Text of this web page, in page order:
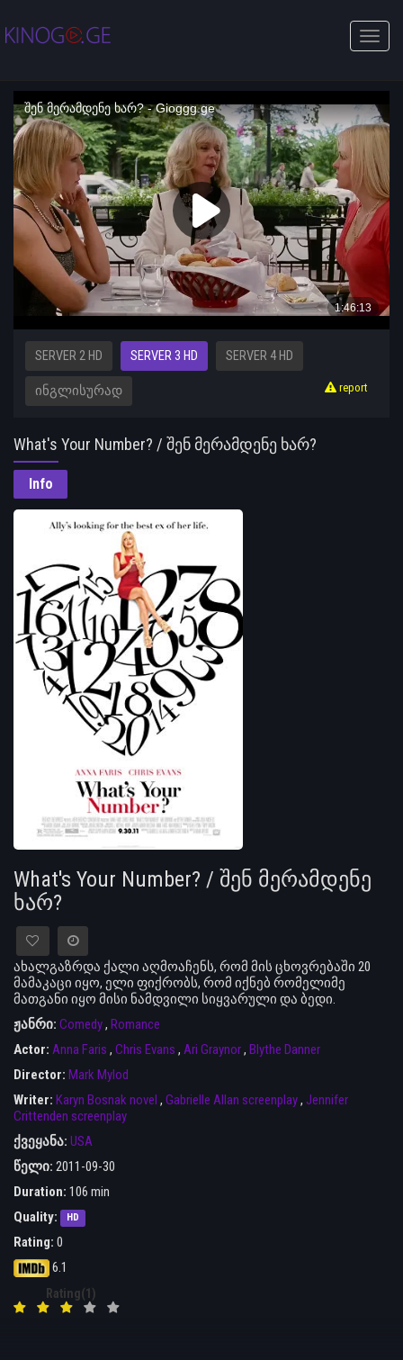
Toggle
SERVER 2 HD SERVER 3 HD SERVER 4 HD
ᲘᲜᲒᲚᲘᲡᲣᲠᲐᲓ report
What's Your Number? / შენ მერამდენე ხარ?
Info
What's Your Number? / შენ მერამდენე
ხარ?
ახალგაზრდა ქალი აღმოაჩენს, რომ მის ცხოვრებაში 20
მამაკაცი იყო, ელი ფიქრობს, რომ იქნებ რომელიმე
მათგანი იყო მისი ნამდვილი სიყვარული და ბედი.
ჟანრი: Comedy, Romance
Actor: Anna Faris , Chris Evans , Ari Graynor, Blythe Danner
Director: Mark Mylod
Writer: Karyn Bosnak novel , Gabrielle Allan screenplay, Jennifer
Crittenden screenplay
ქვეყანა: USA
წელი: 2011-09-30
Duration: 106 min
Quality:
HD
Rating: 0
6.1
Rating(1)